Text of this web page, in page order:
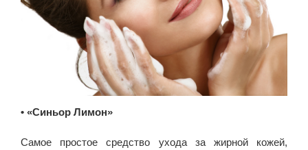
• «Синьор Лимон»
Самое простое средство ухода за жирной кожей,